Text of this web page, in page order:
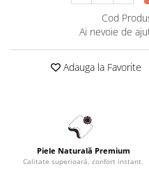
Cod
Ai nevoie de
Adauga la Favorite
Piele Naturală Premium
Calitate superioară, confort instant.